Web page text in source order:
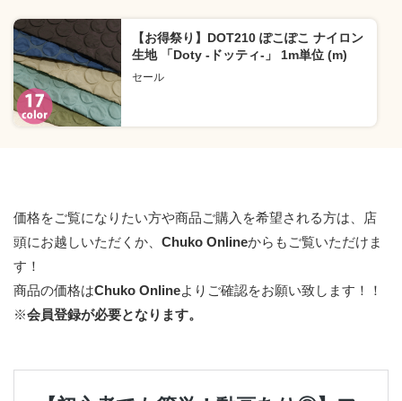
【お得祭り】DOT210 ぽこぽこ ナイロン
生地 「Doty -ドッティ-」 1m単位 (m)
セール
価格をご覧になりたい方や商品ご購入を希望される方は、店
頭にお越しいただくか、 Chuko Onlineからもご覧いただけま
す！
商品の価格はChuko Onlineよりご確認をお願い致します！！
※会員登録が必要となります。